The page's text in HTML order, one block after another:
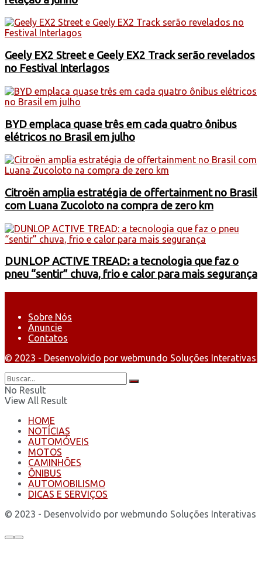
Geely EX2 Street e Geely EX2 Track serão revelados
no Festival Interlagos
BYD emplaca quase três em cada quatro ônibus
elétricos no Brasil em julho
Citroën amplia estratégia de offertainment no Brasil
com Luana Zucoloto na compra de zero km
DUNLOP ACTIVE TREAD: a tecnologia que faz o
pneu “sentir” chuva, frio e calor para mais segurança
Sobre Nós
Anuncie
Contatos
© 2023 - Desenvolvido por webmundo Soluções Interativas
No Result
View All Result
HOME
NOTÍCIAS
AUTOMÓVEIS
MOTOS
CAMINHÕES
ÔNIBUS
AUTOMOBILISMO
DICAS E SERVIÇOS
© 2023 - Desenvolvido por webmundo Soluções Interativas